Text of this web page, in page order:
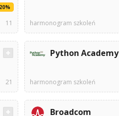
11 harmonogram szkoleń
21
Python Academy
harmonogram szkoleń
Broadcom